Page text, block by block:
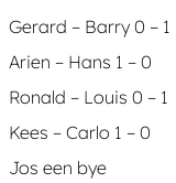
Gerard – Barry 0 – 1
Arien – Hans 1 – 0
Ronald – Louis 0 – 1
Kees – Carlo 1 – 0
Jos een bye